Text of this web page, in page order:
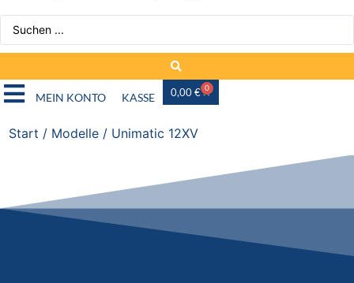
MEIN KONTO KASSE 0,00€ 0
Start / Modelle / Unimatic 12XV